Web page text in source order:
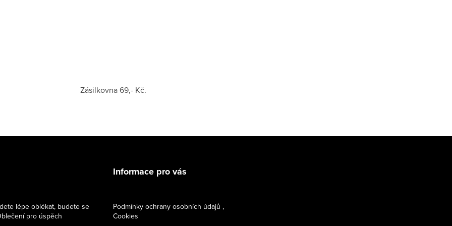
Zásilkovna 69,- Kč.
lépe oblékat, budete se
pro úspěch
Informace pro vás
Podmínky ochrany osobních údajů ,
Cookies